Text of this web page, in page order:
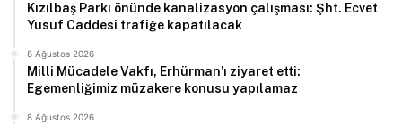
Kızılbaş Parkı önünde kanalizasyon çalışması: Şht. Ecvet
Yusuf Caddesi trafiğe kapatılacak
8 Ağustos 2026
Milli Mücadele Vakfı, Erhürman’ı ziyaret etti:
Egemenliğimiz müzakere konusu yapılamaz
8 Ağustos 2026